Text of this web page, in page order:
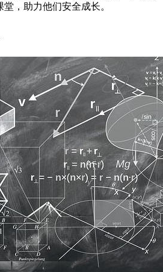
，助力他们安全成长。